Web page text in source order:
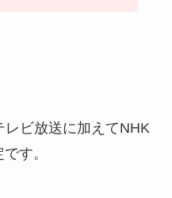
レビ放送に加えてNHK
す。